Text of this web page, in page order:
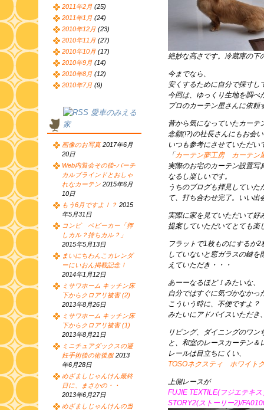
絶妙な高さです。冷蔵庫の下
今までなら、
安くするために自分で採寸し
今回は、ゆっくり生地を調べ
プロのカーテン屋さんに依
昔から気になっていたカーテ
念願(!?)の社長さんにもお会
いつも参考にさせていただい
「 カーテン夢工房 カーテン
実際のお宅のカーテン設置写
なるし楽しいです。
うちのブログも拝見してい
て、打ち合わせ完了。いい出
実際に家を見ていただいて好
提案していただいてとても楽
フラットで1枚ものにするか
していないと窓ガラスの鍵を
えていただき・・・
あーーなるほど！みたいな、
自分ではすぐに気づかなかっ
こういう時に、不便ですよ？
みたいにアドバイスいただき
リビング、ダイニングのワ
と、和室のレースカーテン＆
レールは目立ちにくい、
TOSOネクスティ ホワイ
上側レースが
FUJIE TEXTILE(フジエテキ
STORY2(ストーリー2)/
2011年2月 (25)
2011年1月 (24)
2010年12月 (23)
2010年11月 (27)
2010年10月 (17)
2010年9月 (14)
2010年8月 (12)
2010年7月 (9)
愛車のみえる
家
画像のお写真 2017年6月
20日
Web内覧会その後-バーチ
カルブラインドとおしゃ
れなカーテン 2015年6月
10日
もう6月ですよ！？ 2015
年5月31日
コンビ ベビーカー「押
しカル？持ちカル？」
2015年5月13日
まいにちわんこカレンダ
ーにいおん掲載記念！
2014年1月12日
ミサワホーム キッチン床
下からクロアリ被害 (2)
2013年8月26日
ミサワホーム キッチン床
下からクロアリ被害 (1)
2013年8月21日
ミニチュアダックスの避
妊手術後の術後服 2013
年6月28日
めざましじゃんけん最終
日に、まさかの・・
2013年6月27日
めざましじゃんけんの当